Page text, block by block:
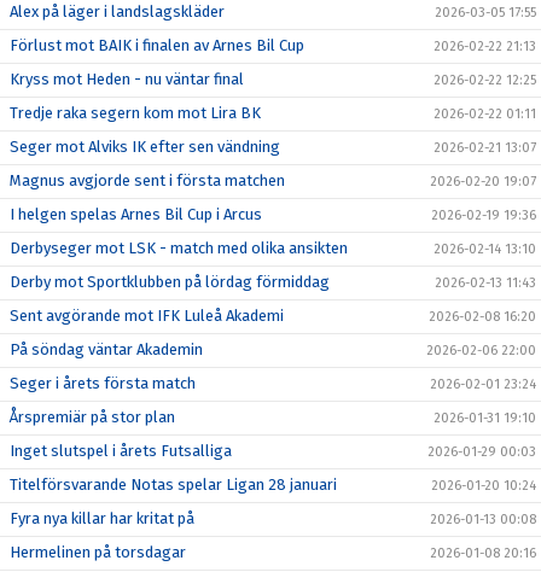
Alex på läger i landslagskläder 2026-03-05 17:55
Förlust mot BAIK i finalen av Arnes Bil Cup 2026-02-22 21:13
Kryss mot Heden - nu väntar final 2026-02-22 12:25
Tredje raka segern kom mot Lira BK 2026-02-22 01:11
Seger mot Alviks IK efter sen vändning 2026-02-21 13:07
Magnus avgjorde sent i första matchen 2026-02-20 19:07
I helgen spelas Arnes Bil Cup i Arcus 2026-02-19 19:36
Derbyseger mot LSK - match med olika ansikten 2026-02-14 13:10
Derby mot Sportklubben på lördag förmiddag 2026-02-13 11:43
Sent avgörande mot IFK Luleå Akademi 2026-02-08 16:20
På söndag väntar Akademin 2026-02-06 22:00
Seger i årets första match 2026-02-01 23:24
Årspremiär på stor plan 2026-01-31 19:10
Inget slutspel i årets Futsalliga 2026-01-29 00:03
Titelförsvarande Notas spelar Ligan 28 januari 2026-01-20 10:24
Fyra nya killar har kritat på 2026-01-13 00:08
Hermelinen på torsdagar 2026-01-08 20:16